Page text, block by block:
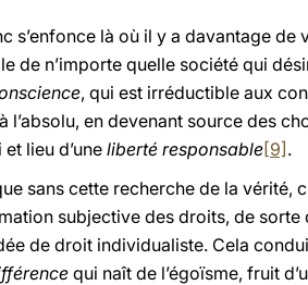
s’enfonce là où il y a davantage de
de n’importe quelle société qui
, qui est irréductible aux
l’absolu, en devenant source des
lieu d’uneliberté responsable[9] .
sans cette recherche de la vérité,
subjective des droits, de sorte
de droit individualiste. Cela
qui naît de l’égoïsme, fruit